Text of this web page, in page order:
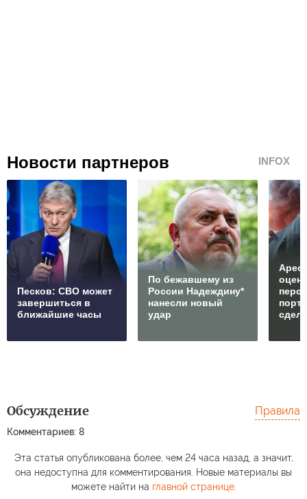
Новости партнеров INFOX
Песков: СВО может
завершиться в
ближайшие часы
По бежавшему из
России Надеждину*
нанесли новый
удар
Обсуждение
Комментариев: 8
Правила
Эта статья опубликована более, чем 24 часа назад, а значит,
она недоступна для комментирования. Новые материалы вы
можете найти на главной странице.